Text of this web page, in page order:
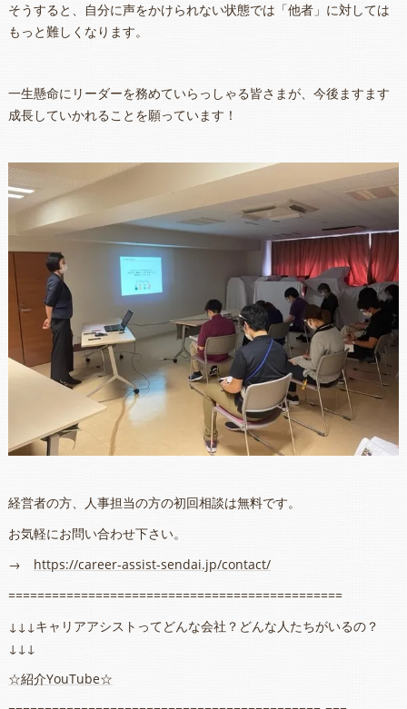
そうすると、自分に声をかけられない状態では「他者」に対しては
もっと難しくなります。
一生懸命にリーダーを務めていらっしゃる皆さまが、今後ますます
成長していかれることを願っています！
経営者の方、人事担当の方の初回相談は無料です。
お気軽にお問い合わせ下さい。
→ https://career-assist-sendai.jp/contact/
==============================================
↓↓↓キャリアアシストってどんな会社？どんな人たちがいるの？
↓↓↓
☆紹介YouTube☆